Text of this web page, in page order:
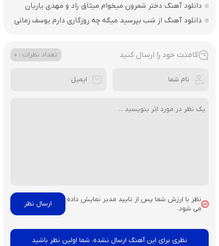
دانلود آهنگ دختر شمرون میخوام میثاق راد و مهدی یاریان
دانلود آهنگ از شب بپرسید میگه چه روزگاری دارم یوسف زمانی
کامنت خود را ارسال کنید تعداد نظرات : 0
نظر با ارزش شما پس از تایید مدیر نمایش داده
می شود.
نظری برای این آهنگ ارسال نشده، شما اولین نظر باشید